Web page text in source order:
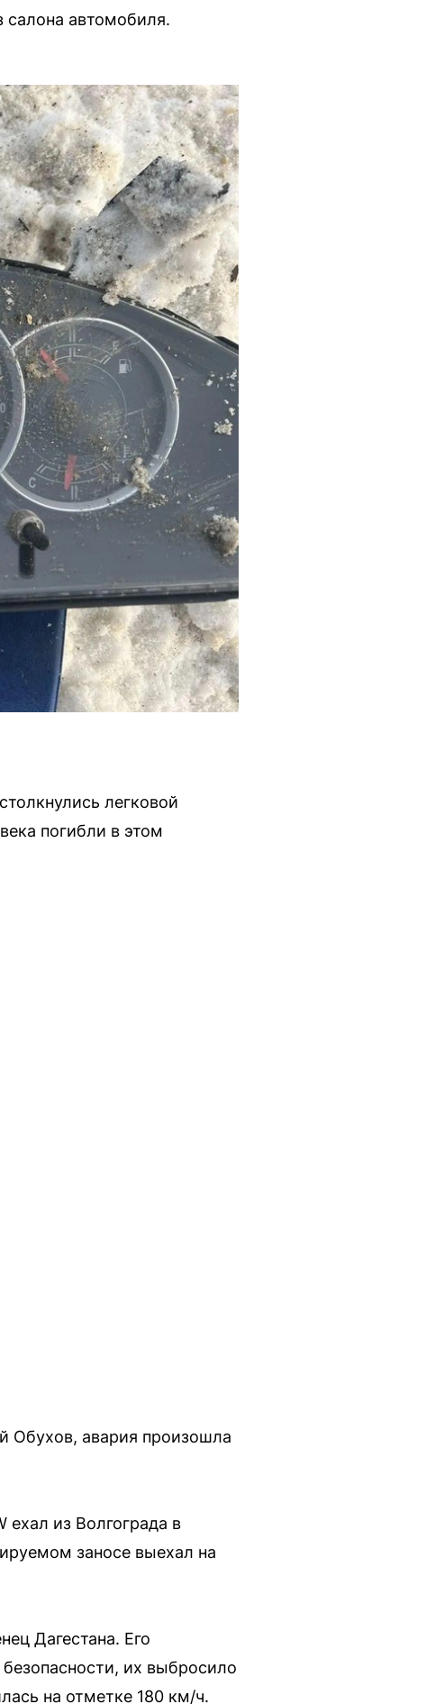
автомобиля.
легковой
погибли в этом
Обухов, авария произошла
ехал из Волгограда в
заносе выехал на
Дагестана. Его
их выбросило
на отметке 180 км/ч.